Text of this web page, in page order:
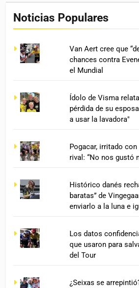
Noticias Populares
Van Aert cree que
chances contra
el Mundial
Ídolo de Visma
pérdida de su
a usar la lavadora"
Pogacar, irritado
rival: “No nos gustó
Histórico danés
baratas” de
enviarlo a la luna e
Los datos
que usaron para
del Tour
¿Seixas se